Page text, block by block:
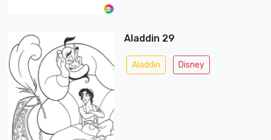
Aladdin 29
Aladdin Disney